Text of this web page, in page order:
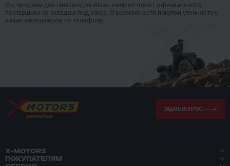
Мы продаем для снегоходов итлан каюр оптом от официального
поставщика со склада и под заказ. О возможности покупки уточняйте у
наших менеджеров по телефону.
ЗАДАТЬ ВОПРОС
X-MOTORS
ПОКУПАТЕЛЯМ